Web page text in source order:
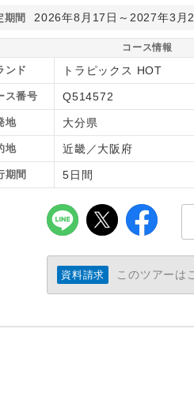
期間 2026年8月17日～2027年3月
コース情報
ンド トラピックス HOT
ス番号 Q514572
地 大分県
地 近畿／大阪府
期間 5日間
資料請求 このツアーは